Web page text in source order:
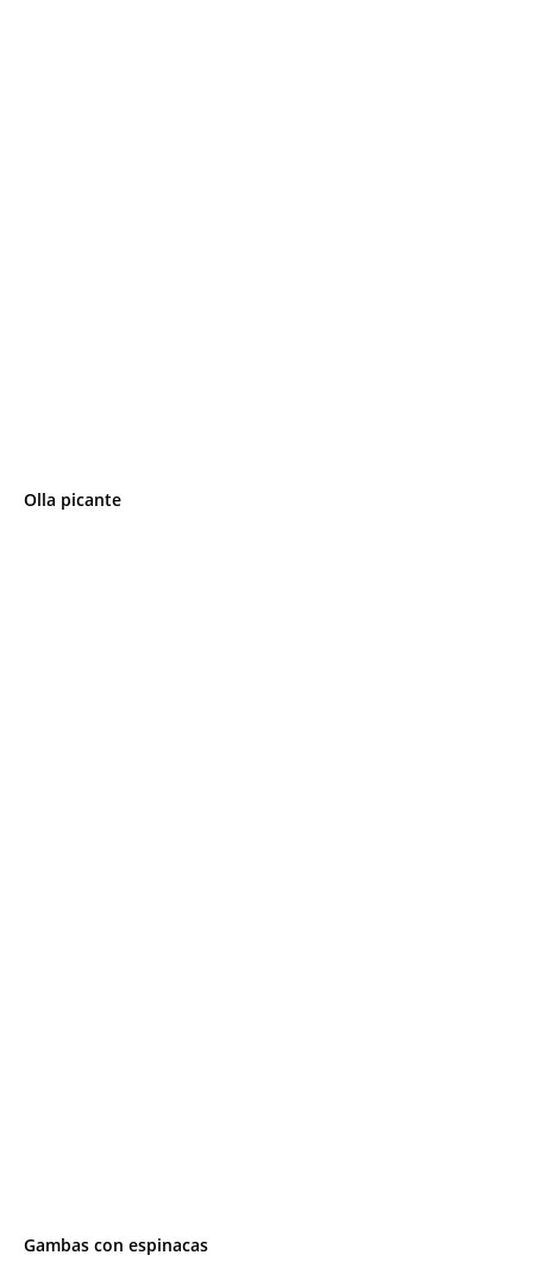
Olla picante
Gambas con espinacas